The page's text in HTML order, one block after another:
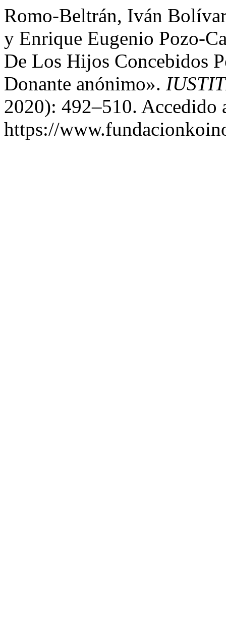
Romo-Beltrán, Iván
y Enrique Eugenio Pozo-
De Los Hijos Concebidos
Donante anónimo».
2020): 492–510. Accedido
https://